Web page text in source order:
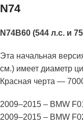
N74
N74B60 (544 л.с. и
Эта начальная
см.) имеет диаметр
Красная черта —
2009–2015 – BMW
2009–2015 – BMW